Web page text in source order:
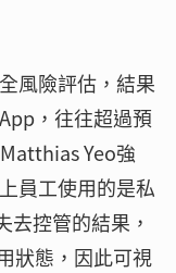
風險評估，結果
，往往超過預
Yeo強
員工使用的是私
控管的結果，
狀態，因此可視